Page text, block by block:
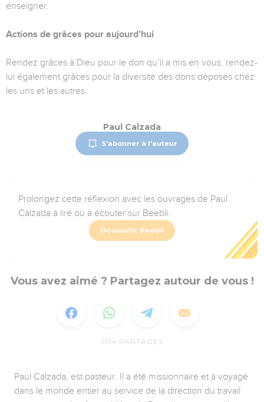
enseigner.
Actions de grâces pour aujourd’hui
Rendez grâces à Dieu pour le don qu’il a mis en vous, rendez-
lui également grâces pour la diversité des dons déposés chez
les uns et les autres.
Paul Calzada
S'abonner à l'auteur
Prolongez cette réflexion avec les ouvrages de Paul
Calzada à lire où à écouter sur Beebli.
Découvrir Beebli
Vous avez aimé ? Partagez autour de vous !
1154 PARTAGES
Paul Calzada, est pasteur. Il a été missionnaire et à voyagé
dans le monde entier au service de la direction du travail